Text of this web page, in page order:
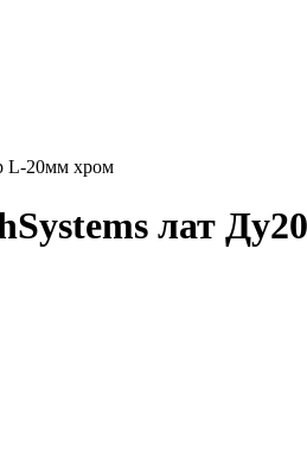
L-20мм хром
лат